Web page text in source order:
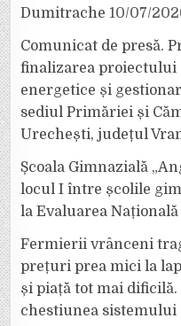
Dumitrache 10/07/
Comunicat de presă.
finalizarea proiectului
energetice și
sediul Primăriei și
Urechești, județul
Școala Gimnazială
locul I între școlile
la Evaluarea Națională
Fermierii vrânceni
prețuri prea mici la
și piață tot mai dificilă.
chestiunea